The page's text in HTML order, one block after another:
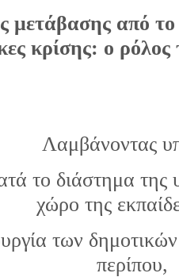
μετάβασης από
κρίσης: ο ρόλος
Λαμβάνοντας
το διάστημα της
χώρο της
των
περίπου,